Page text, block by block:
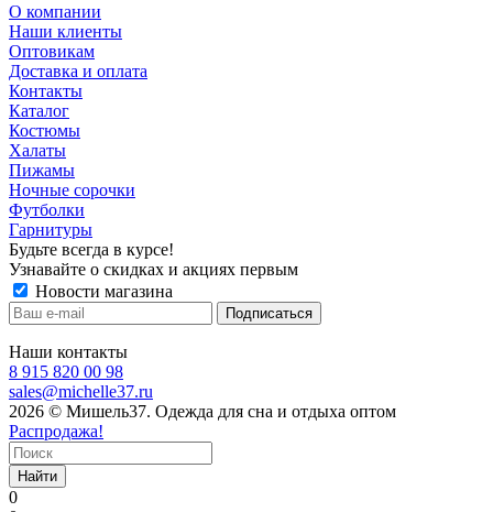
О компании
Наши клиенты
Оптовикам
Доставка и оплата
Контакты
Каталог
Костюмы
Халаты
Пижамы
Ночные сорочки
Футболки
Гарнитуры
Будьте всегда в курсе!
Узнавайте о скидках и акциях первым
Новости магазина
Наши контакты
8 915 820 00 98
sales@michelle37.ru
2026 © Мишель37. Одежда для сна и отдыха оптом
Распродажа!
Найти
0